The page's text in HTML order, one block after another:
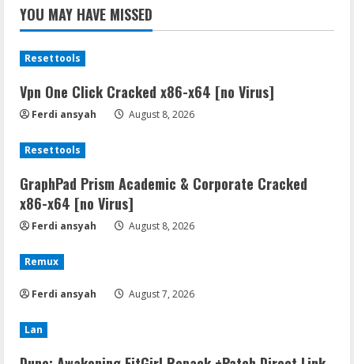
YOU MAY HAVE MISSED
Resettools
Vpn One Click Cracked x86-x64 [no Virus]
Ferdi ansyah August 8, 2026
Resettools
GraphPad Prism Academic & Corporate Cracked
x86-x64 [no Virus]
Ferdi ansyah August 8, 2026
Remux
Ferdi ansyah August 7, 2026
Lan